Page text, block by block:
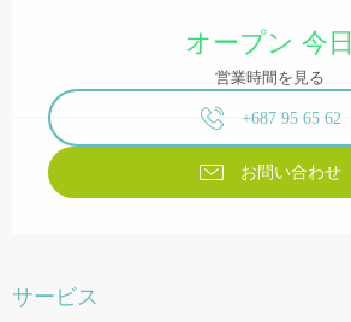
オープン 今日
営業時間を見る
+687 95 65 62
お問い合わせ
サービス